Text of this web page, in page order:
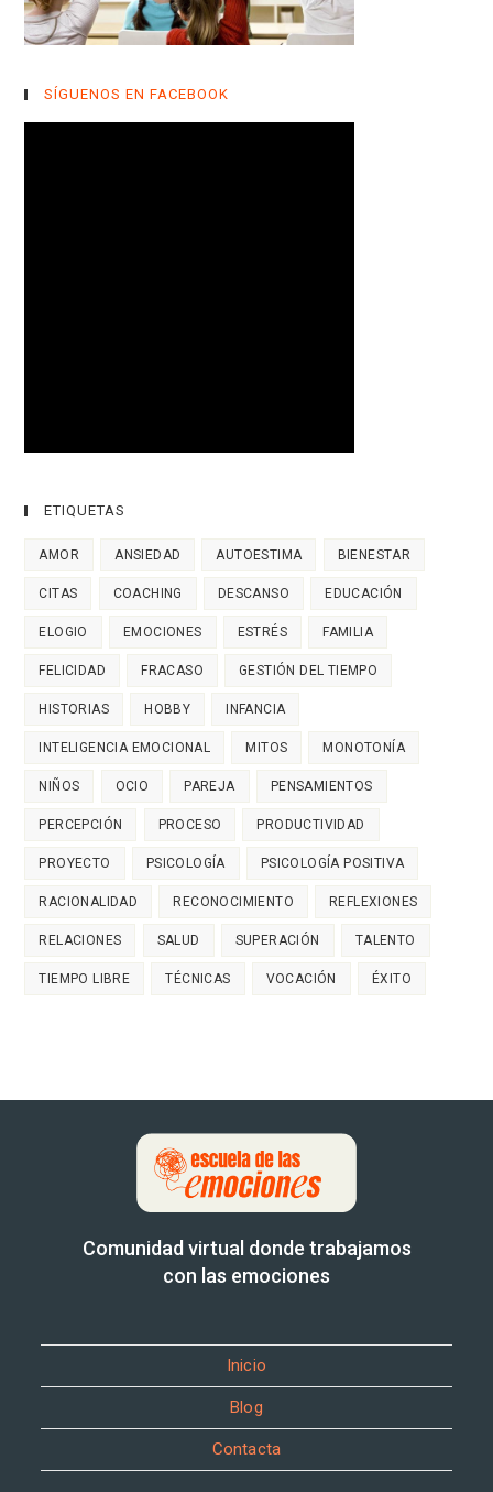
SÍGUENOS EN FACEBOOK
ETIQUETAS
AMOR ANSIEDAD AUTOESTIMA BIENESTAR
CITAS COACHING DESCANSO EDUCACIÓN
ELOGIO EMOCIONES ESTRÉS FAMILIA
FELICIDAD FRACASO GESTIÓN DEL TIEMPO
HISTORIAS HOBBY INFANCIA
INTELIGENCIA EMOCIONAL MITOS MONOTONÍA
NIÑOS OCIO PAREJA PENSAMIENTOS
PERCEPCIÓN PROCESO PRODUCTIVIDAD
PROYECTO PSICOLOGÍA PSICOLOGÍA POSITIVA
RACIONALIDAD RECONOCIMIENTO REFLEXIONES
RELACIONES SALUD SUPERACIÓN TALENTO
TIEMPO LIBRE TÉCNICAS VOCACIÓN ÉXITO
Comunidad virtual donde trabajamos
con las emociones
Inicio
Blog
Contacta